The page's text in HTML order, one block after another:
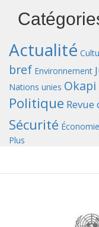
Actualité
bref Environnement
Nations unies Okapi
Politique Revue
Sécurité Économie
Plus